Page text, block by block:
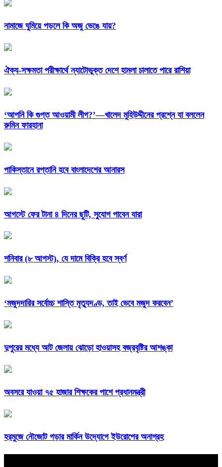
নামাজে ঘুমিয়ে পড়লে কি অজু ভেঙে যায়?
ঐক্য-সক্ষমতা পরীক্ষার্থে ন্যাটোভুক্ত দেশে হামলা চালাতে পারে রাশিয়া
‘আপনি কি গুপ্ত আওয়ামী লীগ?’—খালেদ মুহিউদ্দীনের প্রশ্নে যা বললেন
রুমিন ফারহানা
পাকিস্তানে রপ্তানি হবে বাংলাদেশের আনারস
আগস্টে ফের টানা ৪ দিনের ছুটি, সুযোগ পাবেন যারা
শনিবার (৮ আগস্ট), যে দামে বিক্রি হবে স্বর্ণ
‘মজুদদারির সর্বোচ্চ শাস্তি মৃত্যুদণ্ড, তাই ভেবে মজুদ করবেন’
দুপুরের মধ্যে আট জেলায় ঝোড়ো হাওয়াসহ বজ্রবৃষ্টির আশঙ্কা
অবসরে যাওয়া ৭৫ হাজার শিক্ষকের পাশে প্রধানমন্ত্রী
হরমুজে নৌজোট গড়ার মার্কিন উদ্যোগে ইউরোপের অনাগ্রহ